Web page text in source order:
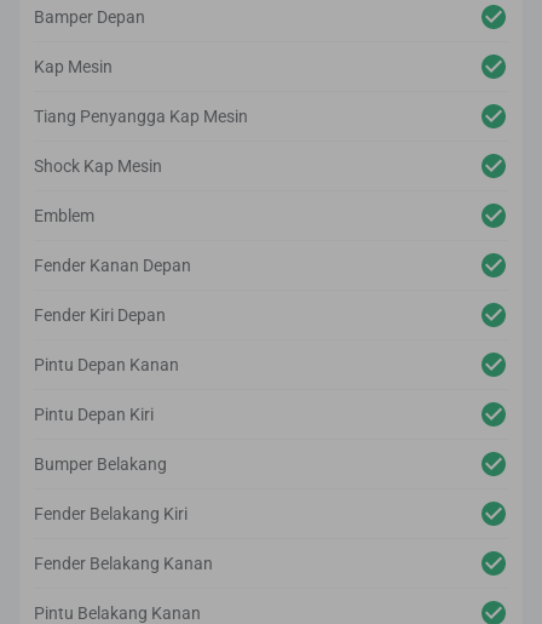
Bamper Depan
Kap Mesin
Tiang Penyangga Kap Mesin
Shock Kap Mesin
Emblem
Fender Kanan Depan
Fender Kiri Depan
Pintu Depan Kanan
Pintu Depan Kiri
Bumper Belakang
Fender Belakang Kiri
Fender Belakang Kanan
Pintu Belakang Kanan